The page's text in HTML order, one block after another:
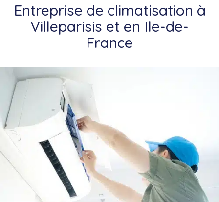
Entreprise de climatisation à
Villeparisis et en Ile-de-
France